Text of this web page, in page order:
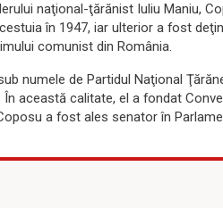
naţional-ţărănist Iuliu Maniu,
în 1947, iar ulterior a fost
comunist din România.
numele de Partidul Naţional
această calitate, el a fondat
a fost ales senator în